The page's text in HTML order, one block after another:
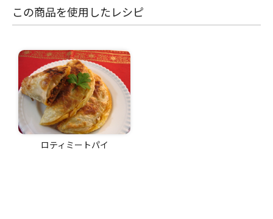
この商品を使用したレシピ
ロティミートパイ